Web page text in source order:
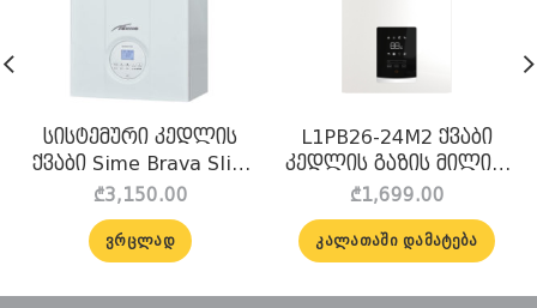
სისტემური კედლის
ქვაბი Sime Brava Slim
30 BFT
₾3,150.00
ᲕᲠᲪᲚᲐᲓ
L1PB26-24M2 ქვაბი
კედლის გაზის მილით
(Wi-Fi) Macro
₾1,699.00
ᲙᲐᲚᲐᲗᲐᲨᲘ ᲓᲐᲛᲐᲢᲔᲑᲐ